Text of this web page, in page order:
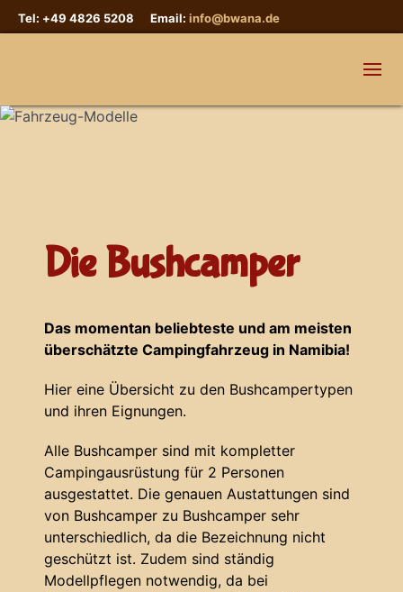
Tel: +49 4826 5208 Email: info@bwana.de
Die Bushcamper
Das momentan beliebteste und am meisten
überschätzte Campingfahrzeug in Namibia!
Hier eine Übersicht zu den Bushcampertypen
und ihren Eignungen.
Alle Bushcamper sind mit kompletter
Campingausrüstung für 2 Personen
ausgestattet. Die genauen Austattungen sind
von Bushcamper zu Bushcamper sehr
unterschiedlich, da die Bezeichnung nicht
geschützt ist. Zudem sind ständig
Modellpflegen notwendig, da bei